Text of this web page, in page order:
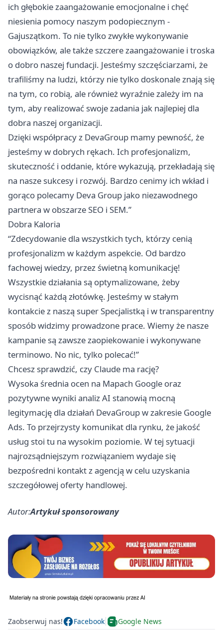
ich głębokie zaangażowanie emocjonalne i chęć
niesienia pomocy naszym podopiecznym -
Gajuszątkom. To nie tylko zwykłe wykonywanie
obowiązków, ale także szczere zaangażowanie i troska
o dobro naszej fundacji. Jesteśmy szczęściarzami, że
trafiliśmy na ludzi, którzy nie tylko doskonale znają się
na tym, co robią, ale również wyraźnie zależy im na
tym, aby realizować swoje zadania jak najlepiej dla
dobra naszej organizacji.
Dzięki współpracy z DevaGroup mamy pewność, że
jesteśmy w dobrych rękach. Ich profesjonalizm,
skuteczność i oddanie, które wykazują, przekładają się
na nasze sukcesy i rozwój. Bardzo cenimy ich wkład i
gorąco polecamy Deva Group jako niezawodnego
partnera w obszarze SEO i SEM.”
Dobra Kaloria
“Zdecydowanie dla wszystkich tych, którzy cenią
profesjonalizm w każdym aspekcie. Od bardzo
fachowej wiedzy, przez świetną komunikację!
Wszystkie działania są optymalizowane, żeby
wycisnąć każdą złotówkę. Jesteśmy w stałym
kontakcie z naszą super Specjalistką i w transparentny
sposób widzimy prowadzone prace. Wiemy że nasze
kampanie są zawsze zaopiekowanie i wykonywane
terminowo. No nic, tylko polecać!”
Chcesz sprawdzić, czy Claude ma rację?
Wysoka średnia ocen na Mapach Google oraz
pozytywne wyniki analiz AI stanowią mocną
legitymację dla działań DevaGroup w zakresie Google
Ads. To przejrzysty komunikat dla rynku, że jakość
usług stoi tu na wysokim poziomie. W tej sytuacji
najrozsądniejszym rozwiązaniem wydaje się
bezpośredni kontakt z agencją w celu uzyskania
szczegółowej oferty handlowej.
Autor:Artykuł sponsorowany
Zaobserwuj nas! Facebook Google News